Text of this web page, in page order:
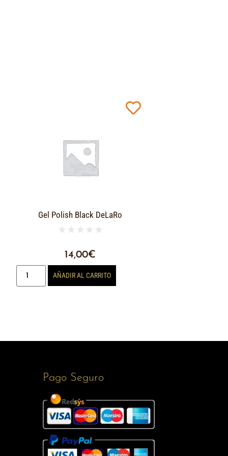
Gel Polish Black DeLaRo
★ ★ ★ ★ ★
14,00€
AÑADIR AL CARRITO
Pago Seguro